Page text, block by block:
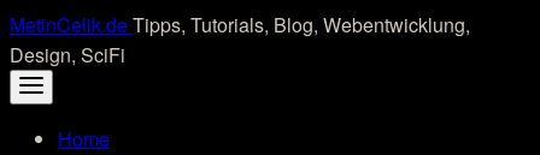
Skip
to
content
MetinCelik.deTipps, Tutorials, Blog, Webentwicklung,
Design, SciFi
Home